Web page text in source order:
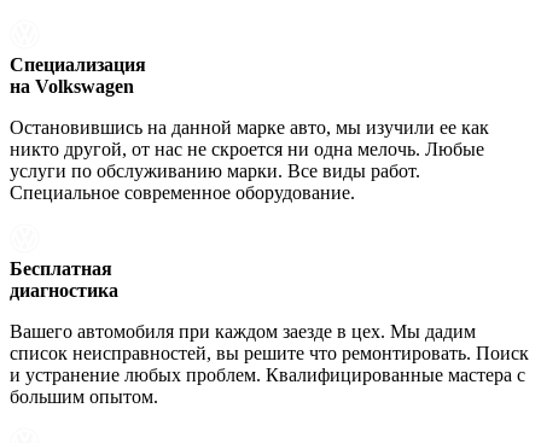
Специализация
на Volkswagen
Остановившись на данной марке авто, мы изучили ее как
никто другой, от нас не скроется ни одна мелочь. Любые
услуги по обслуживанию марки. Все виды работ.
Специальное современное оборудование.
Бесплатная
диагностика
Вашего автомобиля при каждом заезде в цех. Мы дадим
список неисправностей, вы решите что ремонтировать. Поиск
и устранение любых проблем. Квалифицированные мастера с
большим опытом.